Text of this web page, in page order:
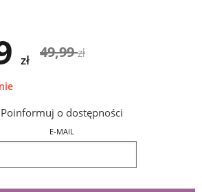
zł 49,99zł
Poinformuj o dostępności
E-MAIL